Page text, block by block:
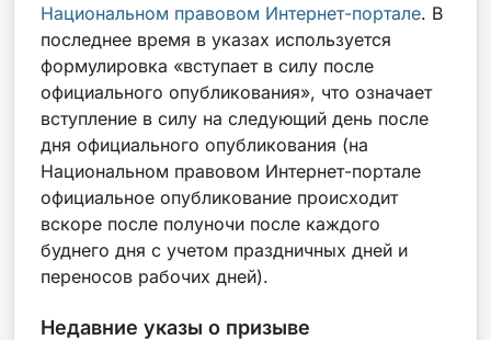
Национальном правовом Интернет-портале. В
последнее время в указах используется
формулировка «вступает в силу после
официального опубликования», что означает
вступление в силу на следующий день после
дня официального опубликования (на
Национальном правовом Интернет-портале
официальное опубликование происходит
вскоре после полуночи после каждого
буднего дня с учетом праздничных дней и
переносов рабочих дней).
Недавние указы о призыве